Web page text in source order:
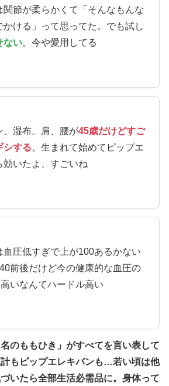
関節が柔らかくて「そんなもんな
かける」って思ってた。でも試し
ない。今や愛用してる
、湿布。肩、腰が45歳だけどすご
シする。生まれて始めてピップエ
効いたよ、すごいね
血圧低すぎで上が100あるかない
前後だけど今の健康的な血圧の
いなんてハードル高い
のももひき」がすべてを言い表して
もピップエレキバンも…若い頃は他
いたら全部生活必需品に。身体って